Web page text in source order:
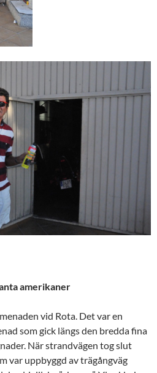
amerikaner
vid Rota. Det var en
som gick längs den bredda fina
När strandvägen tog slut
var uppbyggd av trägångväg